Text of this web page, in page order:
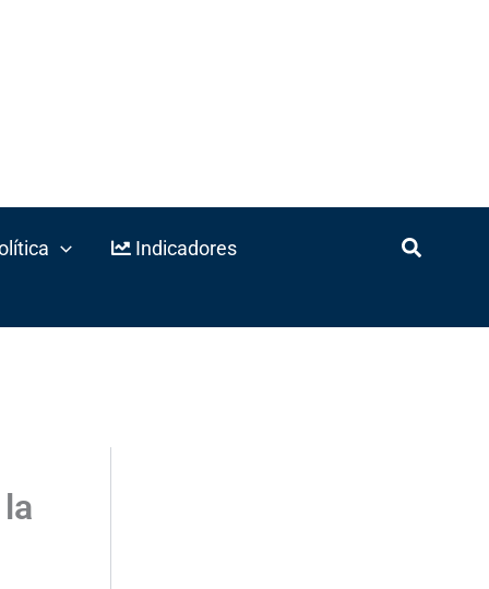
Indicadores